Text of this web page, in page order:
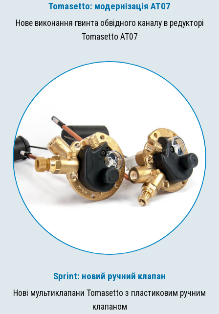
Tomasetto: модернізація AT07
Нове виконання гвинта обвідного каналу в редукторі
Tomasetto AT07
Sprint: новий ручний клапан
Нові мультиклапани Tomasetto з пластиковим ручним
клапаном